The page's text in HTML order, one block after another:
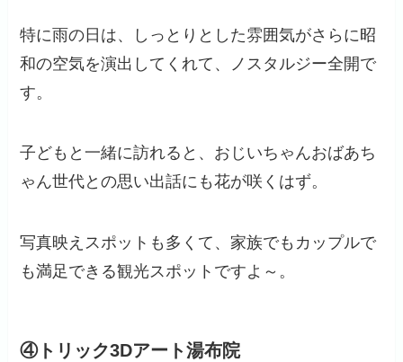
特に雨の日は、しっとりとした雰囲気がさらに昭
和の空気を演出してくれて、ノスタルジー全開で
す。
子どもと一緒に訪れると、おじいちゃんおばあち
ゃん世代との思い出話にも花が咲くはず。
写真映えスポットも多くて、家族でもカップルで
も満足できる観光スポットですよ～。
④トリック3Dアート湯布院